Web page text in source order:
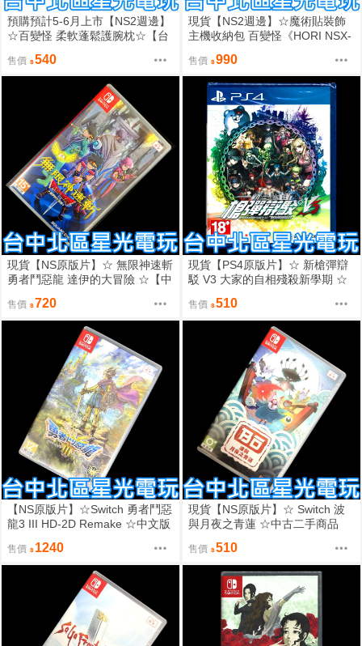
預購預計5-6月上市【NS2週邊】
☆百變怪 柔軟蓬鬆護腕枕☆【台
售價 540
現貨【NS2週邊】☆魔術貼裝飾
主機收納包 百變怪《HORI NSX-
售價 990
現貨【NS原版片】☆ 無限神速斬
勇者鬥惡龍 達伊的大冒險 ☆【中
玩
售價 720
現貨【PS4原版片】☆ 新槍彈辯
駁 V3 大家的自相殘殺新學期 ☆
售價 510
【NS原版片】☆Switch 勇者鬥惡
龍3 III HD-2D Remake ☆中文版
售價 1240
現貨【NS原版片】☆ Switch 波
與月夜之青蓮 ☆中古二手商品
售價 510